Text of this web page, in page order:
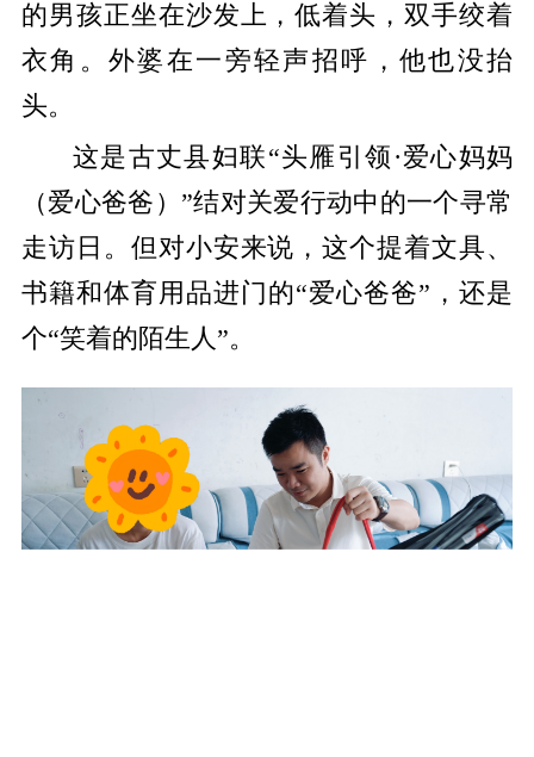
的男孩正坐在沙发上，低着头，双手绞着
衣角。外婆在一旁轻声招呼，他也没抬
头。
这是古丈县妇联“头雁引领·爱心妈妈
（爱心爸爸）”结对关爱行动中的一个寻常
走访日。但对小安来说，这个提着文具、
书籍和体育用品进门的“爱心爸爸”，还是
个“笑着的陌生人”。